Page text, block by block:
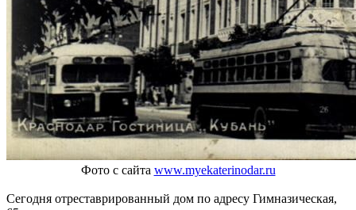
Фото с сайта www.myekaterinodar.ru
Сегодня отреставрированный дом по адресу Гимназическая,